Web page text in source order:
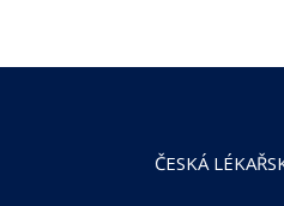
ČESKÁ